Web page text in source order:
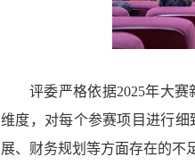
评委严格依据2025年大
维度，对每个参赛项目进行
展、财务规划等方面存在的不